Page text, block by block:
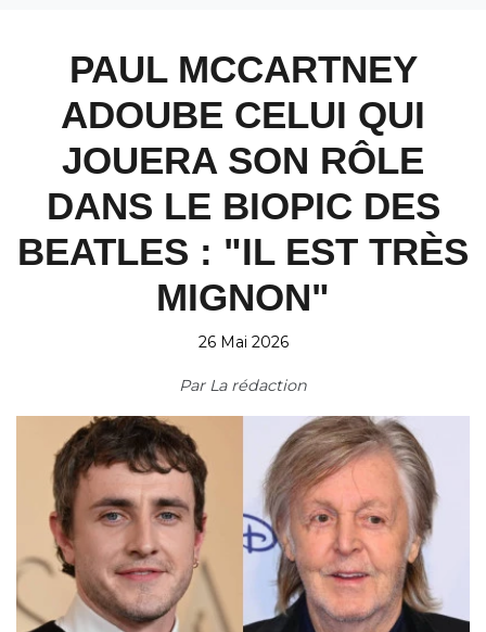
PAUL MCCARTNEY
ADOUBE CELUI QUI
JOUERA SON RÔLE
DANS LE BIOPIC DES
BEATLES : "IL EST TRÈS
MIGNON"
26 Mai 2026
Par La rédaction